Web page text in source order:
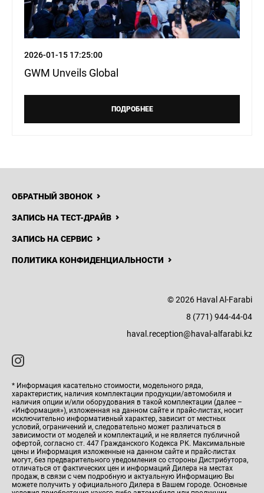
2026-01-15 17:25:00
GWM Unveils Global
ПОДРОБНЕЕ
ОБРАТНЫЙ ЗВОНОК
ЗАПИСЬ НА ТЕСТ-ДРАЙВ
ЗАПИСЬ НА СЕРВИС
ПОЛИТИКА КОНФИДЕНЦИАЛЬНОСТИ
© 2026 Haval Al-Farabi
8 (771) 944-44-04
haval.reception@haval-alfarabi.kz
* Информация касательно стоимости, модельного ряда,
характеристик, наличия комплектации продукции/автомобиля и
наличия опции и/или оборудования в такой комплектации (далее –
«Информация»), изложенная на данном сайте и прайс-листах, носит
исключительно информативный характер, зависит от местных
условий, ограничений и, следовательно может различаться в
зависимости от моделей и комплектаций, и не является публичной
офертой, согласно ст. 447 Гражданского Кодекса РК. Максимальные
цены и Информация изложенные на данном сайте и прайс-листах
могут, без предварительного уведомления со стороны Дистрибутора,
отличаться от фактических цен и информаций Дилера на местах
продаж, в связи с чем подробную и актуальную Информацию Вы
можете получить у официального Дилера в Вашем городе. Основные